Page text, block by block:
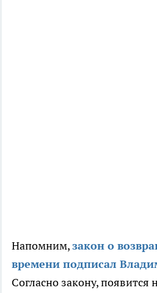
Напомним,закон о
времени подписал
Согласно закону, появится